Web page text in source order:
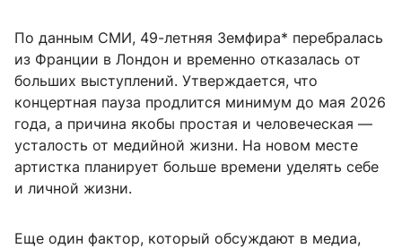
По данным СМИ, 49-летняя Земфира* перебралась
из Франции в Лондон и временно отказалась от
больших выступлений. Утверждается, что
концертная пауза продлится минимум до мая 2026
года, а причина якобы простая и человеческая —
усталость от медийной жизни. На новом месте
артистка планирует больше времени уделять себе
и личной жизни.
Еще один фактор, который обсуждают в медиа,